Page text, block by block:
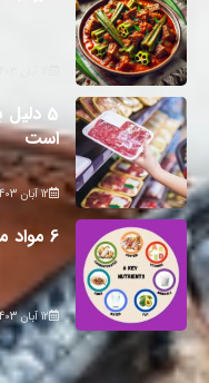
5
است
12 آبان 1403
6 مواد مغذی ضروری برای بدن چیست؟
12 آبان 1403